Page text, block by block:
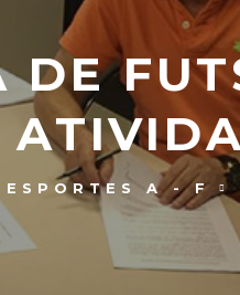
DE
ESPORTES A - F